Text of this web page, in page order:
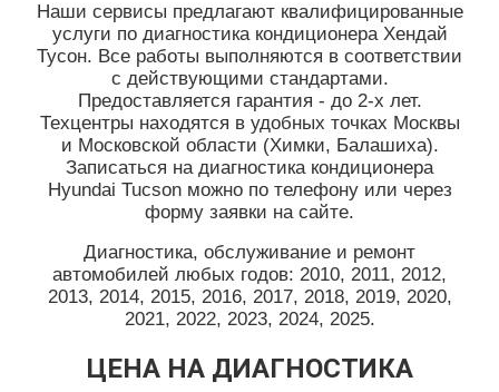
Наши сервисы предлагают квалифицированные
услуги по диагностика кондиционера Хендай
Тусон. Все работы выполняются в соответствии
с действующими стандартами.
Предоставляется гарантия - до 2-х лет.
Техцентры находятся в удобных точках Москвы
и Московской области (Химки, Балашиха).
Записаться на диагностика кондиционера
Hyundai Tucson можно по телефону или через
форму заявки на сайте.
Диагностика, обслуживание и ремонт
автомобилей любых годов: 2010, 2011, 2012,
2013, 2014, 2015, 2016, 2017, 2018, 2019, 2020,
2021, 2022, 2023, 2024, 2025.
ЦЕНА НА ДИАГНОСТИКА